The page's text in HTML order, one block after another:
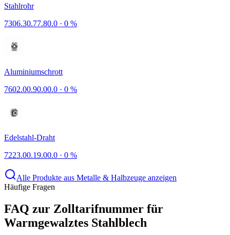
Stahlrohr
7306.30.77.80.0 · 0 %
Aluminiumschrott
7602.00.90.00.0 · 0 %
Edelstahl-Draht
7223.00.19.00.0 · 0 %
Alle Produkte aus Metalle & Halbzeuge anzeigen
Häufige Fragen
FAQ zur Zolltarifnummer für
Warmgewalztes Stahlblech